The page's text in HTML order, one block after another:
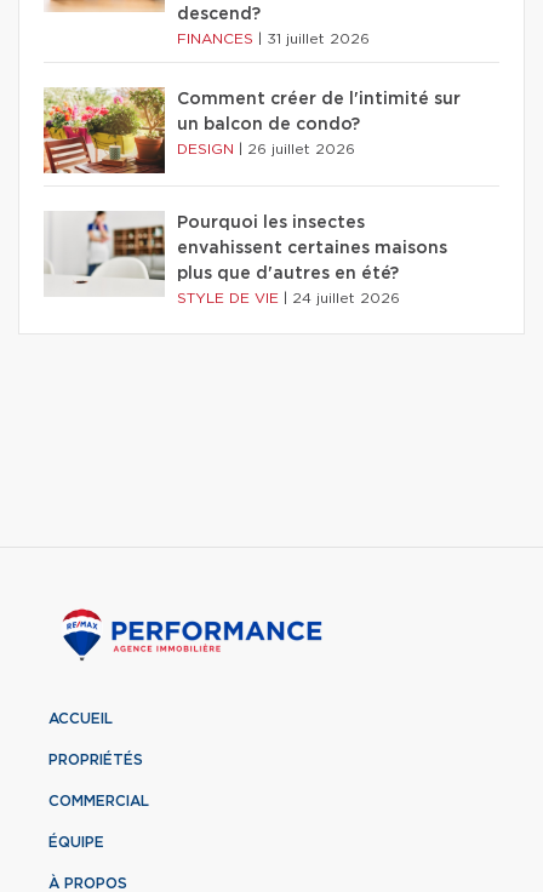
descend?
FINANCES 31 juillet 2026
Comment créer de l'intimité sur
un balcon de condo?
DESIGN 26 juillet 2026
Pourquoi les insectes
envahissent certaines maisons
plus que d'autres en été?
STYLE DE VIE 24 juillet 2026
ACCUEIL
PROPRIÉTÉS
COMMERCIAL
ÉQUIPE
À PROPOS